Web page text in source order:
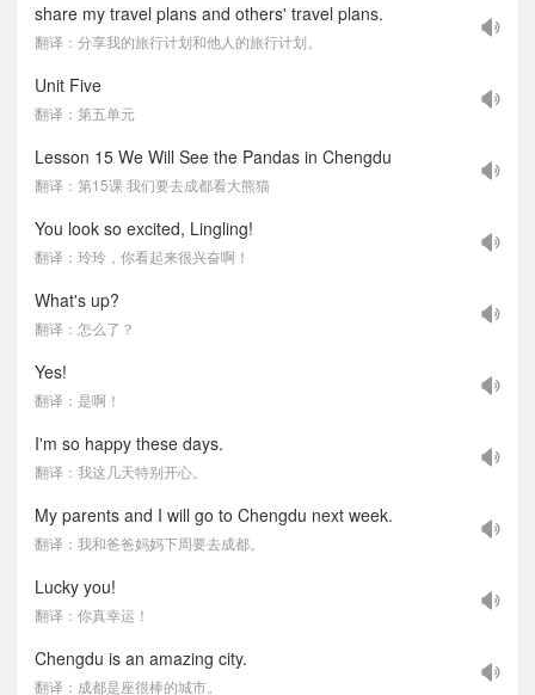
share my travel plans and others' travel plans.
翻译：分享我的旅行计划和他人的旅行计划。
Unit Five
翻译：第五单元
Lesson 15 We Will See the Pandas in Chengdu
翻译：第15课 我们要去成都看大熊猫
You look so excited, Lingling!
翻译：玲玲，你看起来很兴奋啊！
What's up?
翻译：怎么了？
Yes!
翻译：是啊！
I'm so happy these days.
翻译：我这几天特别开心。
My parents and I will go to Chengdu next week.
翻译：我和爸爸妈妈下周要去成都。
Lucky you!
翻译：你真幸运！
Chengdu is an amazing city.
翻译：成都是座很棒的城市。